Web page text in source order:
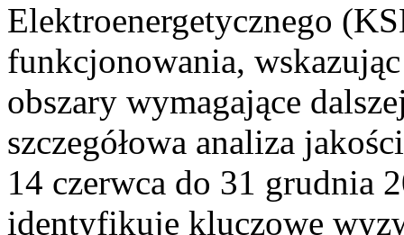
Elektroenergetycznego
funkcjonowania,
obszary wymagające
szczegółowa analiza
14 czerwca do 31 grudnia
identyfikuje kluczowe